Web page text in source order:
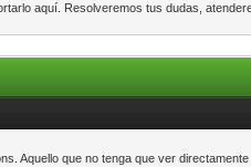
aquí. Resolveremos tus dudas,
Aquello que no tenga que ver